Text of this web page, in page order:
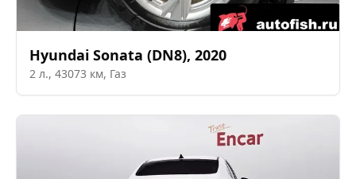
Hyundai Sonata (DN8), 2020
2 л., 43073 км, Газ